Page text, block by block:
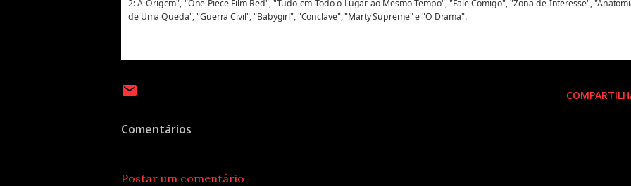
2: A Origem", "One Piece Film Red", "Tudo em Todo o Lugar ao Mesmo Tempo", "Fale Comigo", "Zona de Interesse",
de Uma Queda", "Guerra Civil", "Babygirl", "Conclave", "Marty Supreme" e "O Drama".
Comentários
Postar um comentário